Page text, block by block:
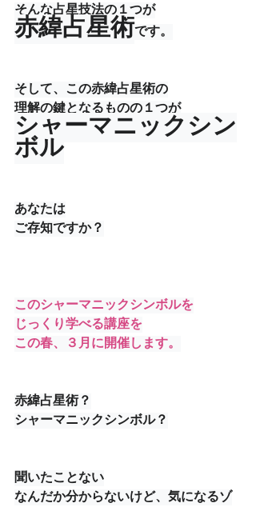
そんな占星技法の１つが
赤緯占星術です。
そして、この赤緯占星術の
理解の鍵となるものの１つが
シャーマニックシン
ボル
あなたは
ご存知ですか？
このシャーマニックシンボルを
じっくり学べる講座を
この春、３月に開催します。
赤緯占星術？
シャーマニックシンボル？
聞いたことない
なんだか分からないけど、気になるゾ